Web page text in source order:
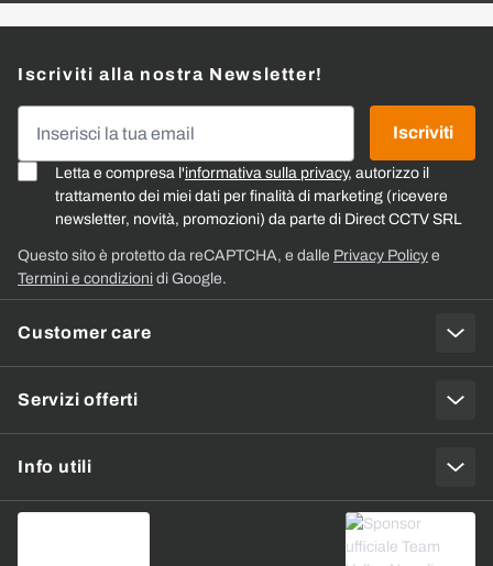
Customer care
Servizi offerti
Info utili
Iscriviti alla nostra Newsletter!
Letta e compresa l'informativa sulla privacy, autorizzo il
trattamento dei miei dati per finalità di marketing (ricevere
newsletter, novità, promozioni) da parte di Direct CCTV SRL
Iscriviti
Questo sito è protetto da reCAPTCHA, e dalle Privacy Policy e
Termini e condizioni di Google.